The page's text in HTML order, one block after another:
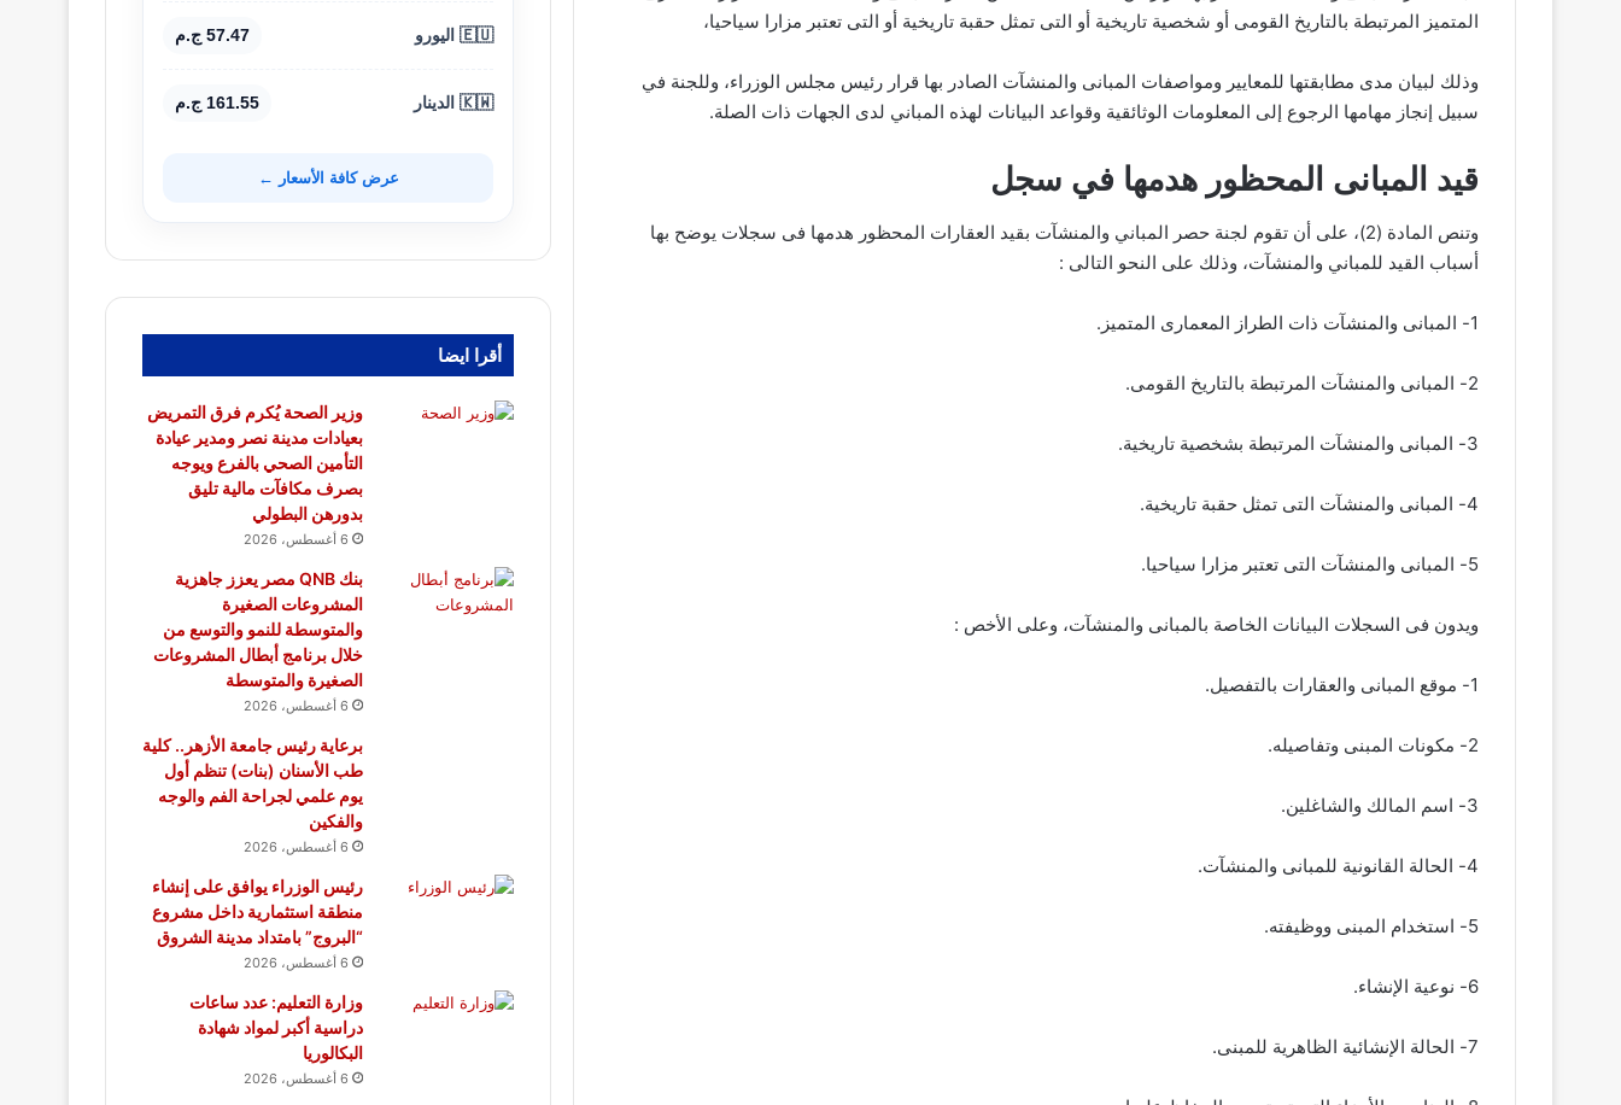
المتميز المرتبطة بالتاريخ القومى أو شخصية تاريخية أو التى تمثل حقبة تاريخية أو التى تعتبر مزارا سياحيا،
وذلك لبيان مدى مطابقتها للمعايير ومواصفات المبانى والمنشآت الصادر بها قرار رئيس مجلس الوزراء، وللجنة في
سبيل إنجاز مهامها الرجوع إلى المعلومات الوثائقية وقواعد البيانات لهذه المباني لدى الجهات ذات الصلة.
قيد المبانى المحظور هدمها في سجل
وتنص المادة (2)، على أن تقوم لجنة حصر المباني والمنشآت بقيد العقارات المحظور هدمها فى سجلات يوضح بها
أسباب القيد للمباني والمنشآت، وذلك على النحو التالى :
1- المبانى والمنشآت ذات الطراز المعمارى المتميز.
2- المبانى والمنشآت المرتبطة بالتاريخ القومى.
3- المبانى والمنشآت المرتبطة بشخصية تاريخية.
4- المبانى والمنشآت التى تمثل حقبة تاريخية.
5- المبانى والمنشآت التى تعتبر مزارا سياحيا.
ويدون فى السجلات البيانات الخاصة بالمبانى والمنشآت، وعلى الأخص :
1- موقع المبانى والعقارات بالتفصيل.
2- مكونات المبنى وتفاصيله.
3- اسم المالك والشاغلين.
4- الحالة القانونية للمبانى والمنشآت.
5- استخدام المبنى ووظيفته.
6- نوعية الإنشاء.
7- الحالة الإنشائية الظاهرية للمبنى.
🇪🇺 اليورو 57.47 ج.م
🇰🇼 الدينار 161.55 ج.م
عرض كافة الأسعار ←
أقرا ايضا
وزير الصحة يُكرم فرق التمريض
بعيادات مدينة نصر ومدير عيادة
التأمين الصحي بالفرع ويوجه
بصرف مكافآت مالية تليق
بدورهن البطولي
6 أغسطس، 2026
بنك QNB مصر يعزز جاهزية
المشروعات الصغيرة
والمتوسطة للنمو والتوسع من
خلال برنامج أبطال المشروعات
الصغيرة والمتوسطة
6 أغسطس، 2026
برعاية رئيس جامعة الأزهر.. كلية
طب الأسنان (بنات) تنظم أول
يوم علمي لجراحة الفم والوجه
والفكين
6 أغسطس، 2026
رئيس الوزراء يوافق على إنشاء
منطقة استثمارية داخل مشروع
“البروج” بامتداد مدينة الشروق
6 أغسطس، 2026
وزارة التعليم: عدد ساعات
دراسية أكبر لمواد شهادة
البكالوريا
6 أغسطس، 2026